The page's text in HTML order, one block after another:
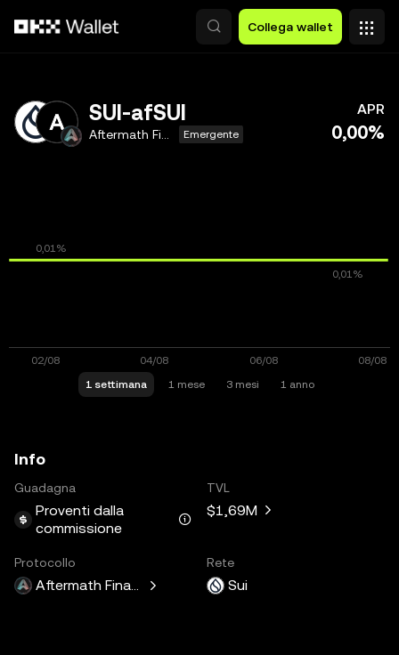
Collega wallet
SUI-afSUI
Emergente
APR
0,00%
1 settimana 1 mese 3 mesi 1 anno
Info
Guadagna
Proventi dalla
commissione
TVL
$1,69M
Protocollo
Aftermath Finance
Rete
Sui